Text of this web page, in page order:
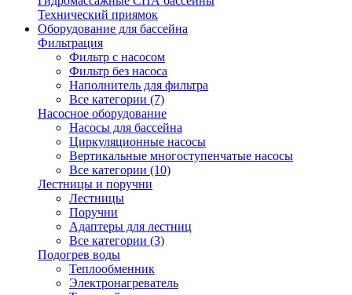
Технический приямок
Оборудование для бассейна
Фильтрация
Фильтр с насосом
Фильтр без насоса
Наполнитель для фильтра
Все категории (7)
Насосное оборудование
Насосы для бассейна
Циркуляционные насосы
Вертикальные многоступенчатые насосы
Все категории (10)
Лестницы и поручни
Лестницы
Поручни
Адаптеры для лестниц
Все категории (3)
Подогрев воды
Теплообменник
Электронагреватель